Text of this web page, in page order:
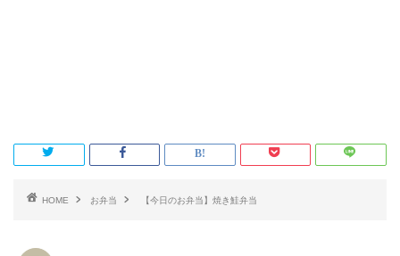
HOME お弁当 【今日のお弁当】焼き鮭弁当